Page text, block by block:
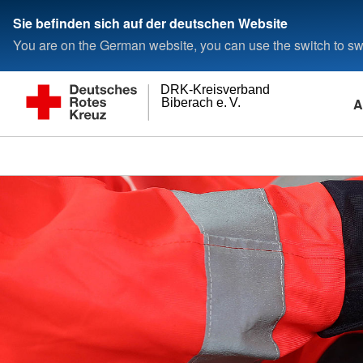
Sie befinden sich auf der deutschen Website
You are on the German website, you can use the switch to
Biberach e. V.
DRK-Kreisverband